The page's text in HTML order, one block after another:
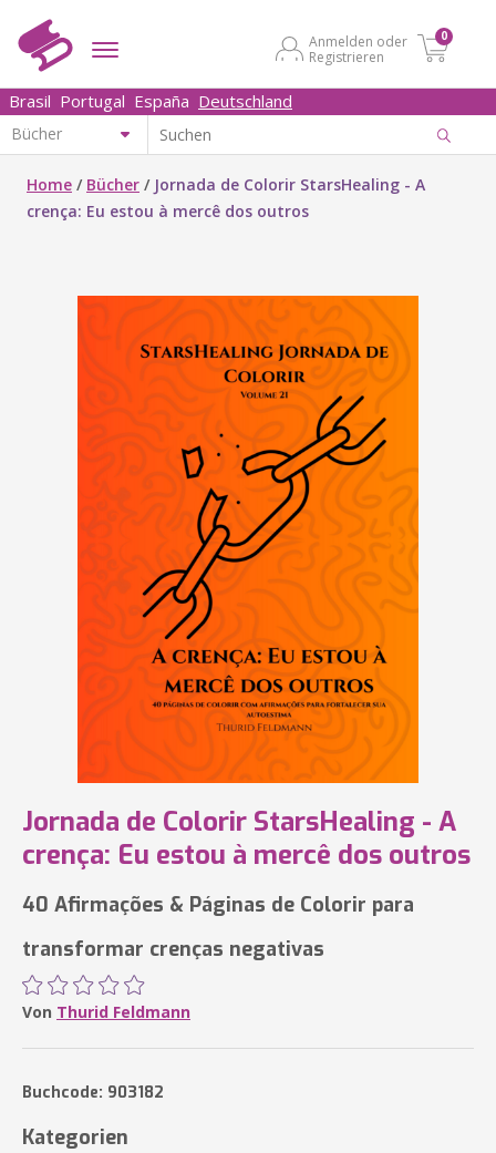
Anmelden oder
Registrieren
0
Brasil Portugal España Deutschland
Home / Bücher / Jornada de Colorir StarsHealing - A
crença: Eu estou à mercê dos outros
Jornada de Colorir StarsHealing - A
crença: Eu estou à mercê dos outros
40 Afirmações & Páginas de Colorir para
transformar crenças negativas
Von Thurid Feldmann
Buchcode: 903182
Kategorien